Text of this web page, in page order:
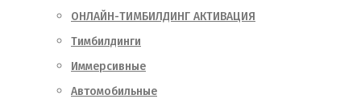
ОНЛАЙН-ТИМБИЛДИНГ АКТИВАЦИЯ
Тимбилдинги
Иммерсивные
Автомобильные